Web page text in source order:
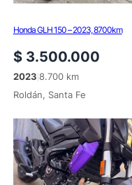
Honda GLH 150 – 2023, 8700km
$3.500.000
2023 8.700 km
Roldán, Santa Fe